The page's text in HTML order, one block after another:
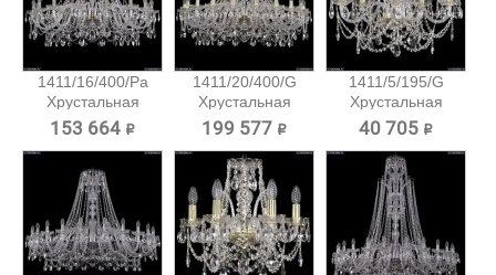
1411/16/400/Pa
Хрустальная
подвесная...
153 664 ₽
1411/20/400/G
Хрустальная
подвесная...
199 577 ₽
1411/5/195/G
Хрустальная
подвесная...
40 705 ₽